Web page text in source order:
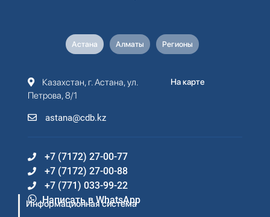
Астана Алматы Регионы
Казахстан, г. Астана, ул.
Петрова, 8/1
astana@cdb.kz
На карте
+7 (7172) 27-00-77
+7 (7172) 27-00-88
+7 (771) 033-99-22
Написать в WhatsApp
Информационная система